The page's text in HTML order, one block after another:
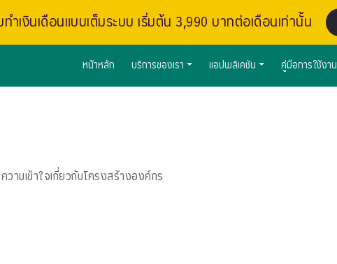
ำเงินเดือนแบบเต็มระบบ เริ่มต้น 3,990 บาทต่อเดือนเท่านั้น
หน้าหลัก บริการของเรา แอปพลิเคชัน คู่มือการใช้งาน
ามเข้าใจเกี่ยวกับโครงสร้างองค์กร